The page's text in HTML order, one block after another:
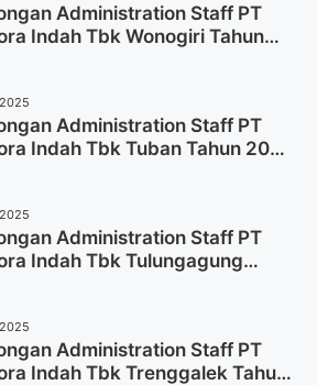
Administration Staff PT
Indah Tbk Wonogiri Tahun
Administration Staff PT
Indah Tbk Tuban Tahun 2025
Administration Staff PT
Indah Tbk Tulungagung
Administration Staff PT
Indah Tbk Trenggalek Tahun